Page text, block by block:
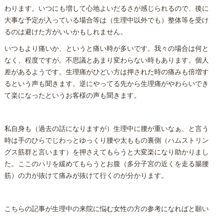
わります。いつにも増して心地よいだるさが感じられるので、後に
大事な予定が入っている場合等は（生理中以外でも） 整体等を受け
るのは避けた方がいいかもしれません。
いつもより痛いか、というと痛い時が多いです。我々の場合は何と
なく、程度ですが。不思議とあまり変わらない時もあります。個人
差があるようです。生理痛がひどい方は押された時の痛みも倍増す
るという声も聞きます。逆にやってる先から生理痛がやわらいでき
て楽になったというお客様の声も聞きます。
私自身も（過去の話になりますが）生理中に腰が重いなぁ、と言う
時は手のひらでじわっとゆっくり腰や太ももの裏側（ハムストリン
グス筋群と言います）を押さえてもらうと大変楽になり助かりまし
た。ここのハリを緩めてもらうとお腹（多分子宮の近くを走る腸腰
筋）の力が抜けて痛みが抜けて行くのが分かります。
こちらの記事が生理中の来院に悩む女性の方の参考になればと願い